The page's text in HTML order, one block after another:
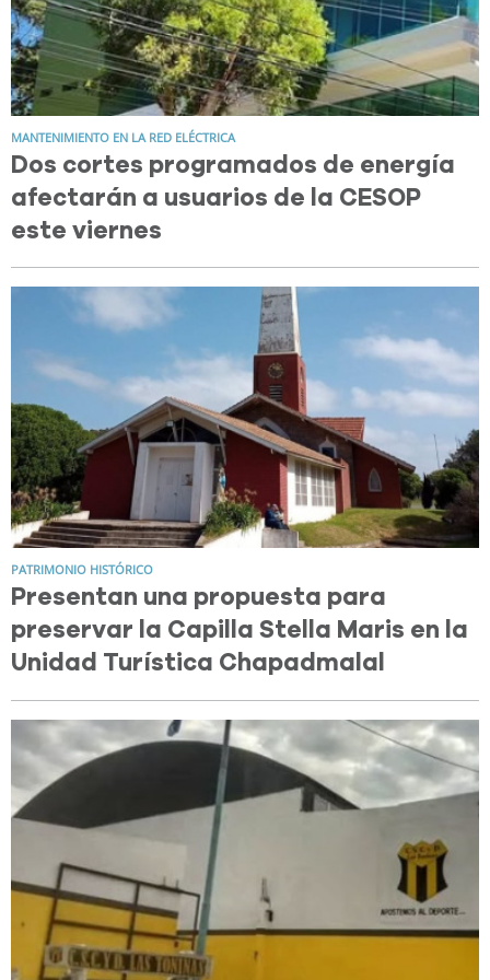
MANTENIMIENTO EN LA RED ELÉCTRICA
Dos cortes programados de energía
afectarán a usuarios de la CESOP
este viernes
PATRIMONIO HISTÓRICO
Presentan una propuesta para
preservar la Capilla Stella Maris en la
Unidad Turística Chapadmalal